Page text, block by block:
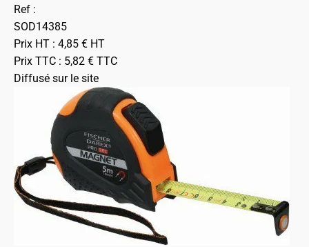
Ref :
SOD14385
Prix HT : 4,85 € HT
Prix TTC : 5,82 € TTC
Diffusé sur le site